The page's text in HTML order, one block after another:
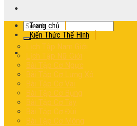
Trang chủ
Kiến Thức Thể Hình
Lịch Tập Nam Giới
Lịch Tập Nữ Giới
Bài Tập Cơ Ngực
Bài Tập Cơ Lưng Xô
Bài Tập Cơ Vai
Bài Tập Cơ Bụng
Bài Tập Cơ Tay
Bài Tập Cơ Đùi
Bài Tập Cơ Mông